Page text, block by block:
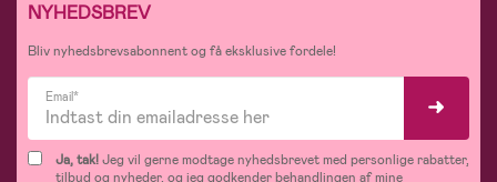
NYHEDSBREV
Bliv nyhedsbrevsabonnent og få eksklusive fordele!
Email*
Ja, tak!Jeg vil gerne modtage nyhedsbrevet med personlige rabatter,
tilbud og nyheder, og jeg godkender behandlingen af mine